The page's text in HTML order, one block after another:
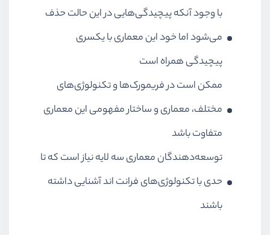
با وجود آنکه پیچیدگی‌هایی در این حالت حذف
می‌شود اما خود این معماری با یکسری
پیچیدگی همراه است
ممکن است در فریمورک‌ها و تکنولوژی‌های
مختلف، معماری و ساختار مفهومی این معماری
متفاوت باشد
توسعه‌دهندگان معماری سه لایه نیاز است که تا
حدی با تکنولوژی‌های فرانت اند آشنایی داشته
باشند